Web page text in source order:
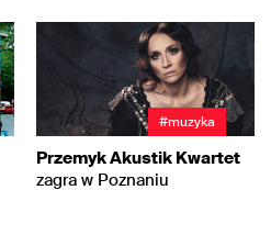
#muzyka
Przemyk Akustik Kwartet
zagra w Poznaniu